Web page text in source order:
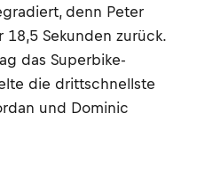
denn Peter
Sekunden zurück.
das Superbike-
die drittschnellste
und Dominic